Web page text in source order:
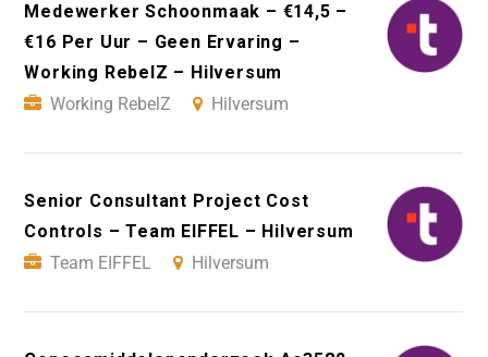
Medewerker Schoonmaak – €14,5 –
€16 Per Uur – Geen Ervaring –
Working RebelZ – Hilversum
Working RebelZ
Hilversum
Senior Consultant Project Cost
Controls – Team EIFFEL – Hilversum
Team EIFFEL
Hilversum